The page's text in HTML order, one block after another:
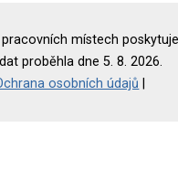
místech
proběhla dne 5. 8. 2026.
osobních údajů